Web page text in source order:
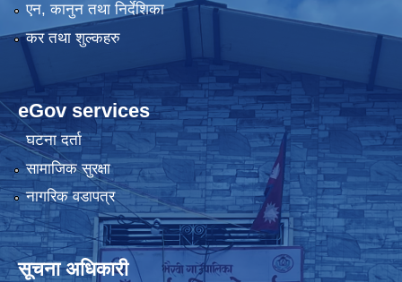
एन, कानुन तथा निर्देशिका
कर तथा शुल्कहरु
eGov services
घटना दर्ता
सामाजिक सुरक्षा
नागरिक वडापत्र
सूचना अधिकारी